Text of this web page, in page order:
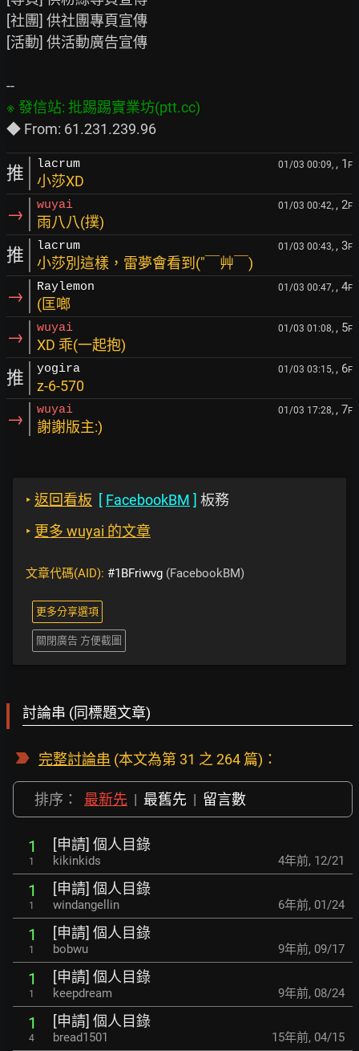
[社團] 供社團專頁宣傳
[活動] 供活動廣告宣傳
推 lacrum 01/03 00:09, , 1 F
小莎XD
→ wuyai 01/03 00:42, , 2F
雨八八(撲)
推 lacrum 01/03 00:43, , 3F
小莎別這樣，雷夢會看到("￣艸￣)
→ Raylemon 01/03 00:47, , 4F
(匡啷
→ wuyai 01/03 01:08, , 5F
XD 乖(一起抱)
推 yogira 01/03 03:15, , 6F
z-6-570
→ wuyai 01/03 17:28, , 7F
謝謝版主:)
‣ 返回看板 [ FacebookBM ] 板務
‣ 更多 wuyai 的文章
文章代碼(AID): #1BFriwvg (FacebookBM)
更多分享選項
關閉廣告 方便截圖
討論串 (同標題文章)
完整討論串 (本文為第 31 之 264 篇)：
排序： 最新先 | 最舊先 | 留言數
1
1
[申請] 個人目錄
kikinkids 4年前, 12/21
1
1
[申請] 個人目錄
windangellin 6年前, 01/24
1
1
[申請] 個人目錄
bobwu 9年前, 09/17
1
1
[申請] 個人目錄
keepdream 9年前, 08/24
1
4
[申請] 個人目錄
bread1501 15年前, 04/15